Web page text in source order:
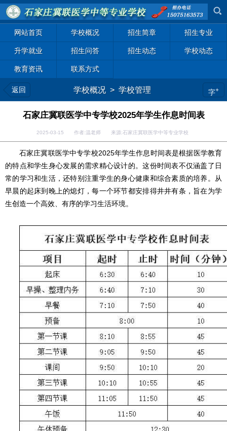
网站首页 学校概况 招生简章 招生专业
升学就业 招生问答 招生动态 学校动态
教育资讯 联系方式
返回 学校概况 > 学校管理 字+
石家庄冀联医学中专学校2025年学生作息时间表
2025-03-15 作者:温老师 来源:石家庄冀联医学中等专业学校
石家庄冀联医学中专学校2025年学生作息时间表是根据医学教育
的特点和学生身心发展的需求精心设计的。这份时间表不仅涵盖了日
常的学习和生活，还特别注重学生的身心健康和综合素质的培养。从
早晨的起床到晚上的熄灯，每一个环节都安排得井井有条，旨在为学
生创造一个高效、有序的学习生活环境。